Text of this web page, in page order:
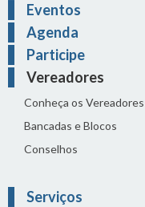
Eventos
Agenda
Participe
Vereadores
Conheça os Vereadores
Bancadas e Blocos
Conselhos
Serviços